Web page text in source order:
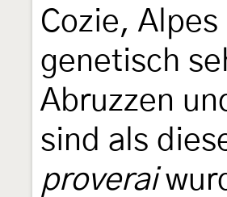
Cozie,
genetisch
Abruzzen
sind als
proverai